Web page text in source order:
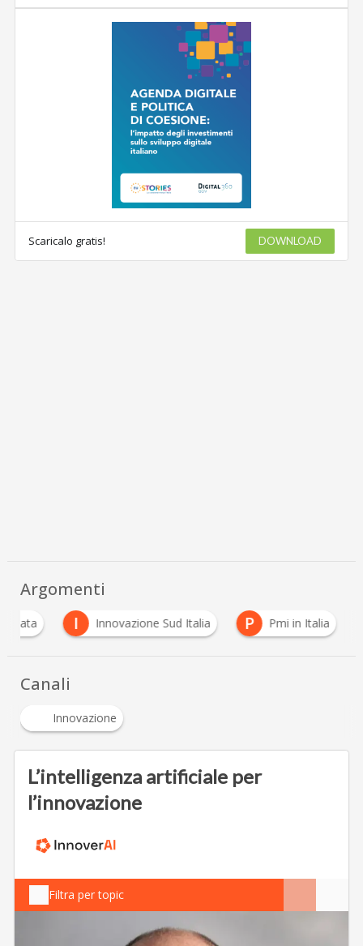
Scaricalo gratis! DOWNLOAD
Argomenti
I Innovazione Sud Italia P Pmi in Italia
Canali
Innovazione
L’intelligenza artificiale per
l’innovazione
Filtra per topic